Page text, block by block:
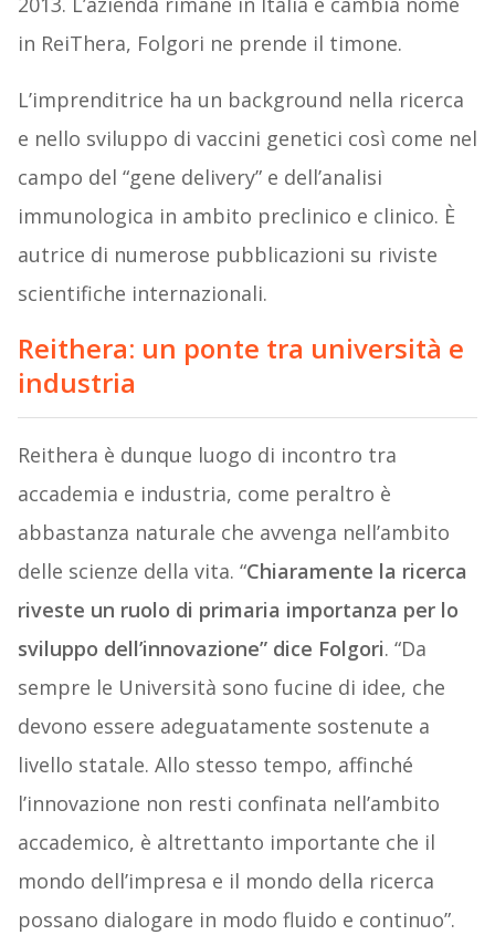
in ReiThera, Folgori ne prende il timone.
L’imprenditrice ha un background nella ricerca
e nello sviluppo di vaccini genetici così come nel
campo del “gene delivery” e dell’analisi
immunologica in ambito preclinico e clinico. È
autrice di numerose pubblicazioni su riviste
scientifiche internazionali.
Reithera: un ponte tra università e
industria
Reithera è dunque luogo di incontro tra
accademia e industria, come peraltro è
abbastanza naturale che avvenga nell’ambito
delle scienze della vita. “Chiaramente la ricerca
riveste un ruolo di primaria importanza per lo
sviluppo dell’innovazione” dice Folgori. “Da
sempre le Università sono fucine di idee, che
devono essere adeguatamente sostenute a
livello statale. Allo stesso tempo, affinché
l’innovazione non resti confinata nell’ambito
accademico, è altrettanto importante che il
mondo dell’impresa e il mondo della ricerca
possano dialogare in modo fluido e continuo”.